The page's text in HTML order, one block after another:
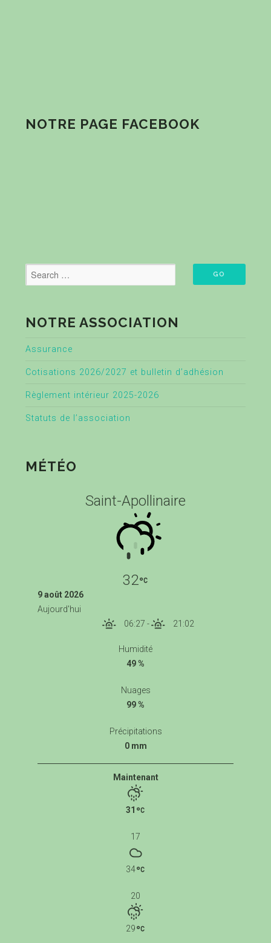
NOTRE PAGE FACEBOOK
NOTRE ASSOCIATION
Assurance
Cotisations 2026/2027 et bulletin d’adhésion
Règlement intérieur 2025-2026
Statuts de l’association
MÉTÉO
Saint-Apollinaire
32
9 août 2026
Aujourd'hui
06:27 - 21:02
Humidité
49 %
Nuages
99 %
Précipitations
0 mm
Maintenant
31
17
34
20
29